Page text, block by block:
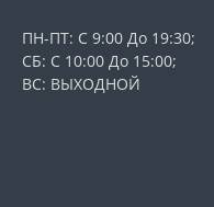
ПН-ПТ: С 9:00 До 19:30;
СБ: С 10:00 До 15:00;
ВС: ВЫХОДНОЙ